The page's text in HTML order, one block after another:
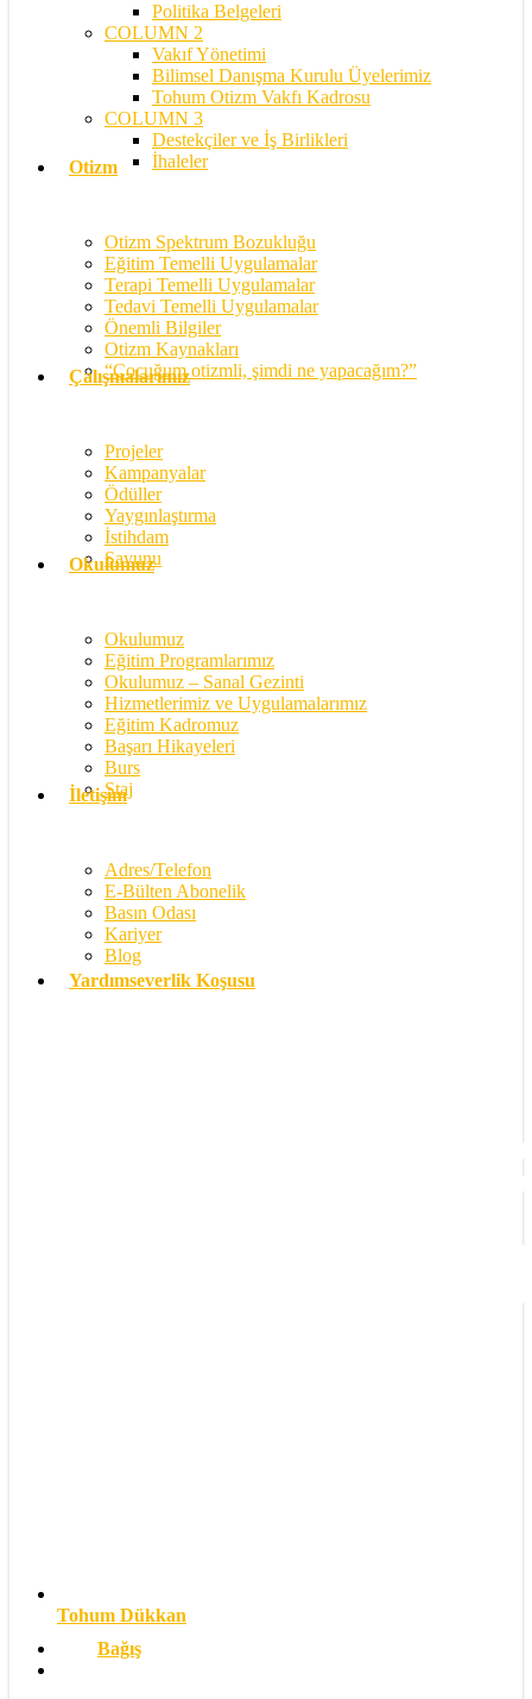
Politika Belgeleri
COLUMN 2
Vakıf Yönetimi
Bilimsel Danışma Kurulu Üyelerimiz
Tohum Otizm Vakfı Kadrosu
COLUMN 3
Destekçiler ve İş Birlikleri
İhaleler
Otizm
Otizm Spektrum Bozukluğu
Eğitim Temelli Uygulamalar
Terapi Temelli Uygulamalar
Tedavi Temelli Uygulamalar
Önemli Bilgiler
Otizm Kaynakları
“Çocuğum otizmli, şimdi ne yapacağım?”
Çalışmalarımız
Projeler
Kampanyalar
Ödüller
Yaygınlaştırma
İstihdam
Savunu
Okulumuz
Okulumuz
Eğitim Programlarımız
Okulumuz – Sanal Gezinti
Hizmetlerimiz ve Uygulamalarımız
Eğitim Kadromuz
Başarı Hikayeleri
Burs
Staj
İletişim
Adres/Telefon
E-Bülten Abonelik
Basın Odası
Kariyer
Blog
Yardımseverlik Koşusu
Tohum Dükkan
Bağış